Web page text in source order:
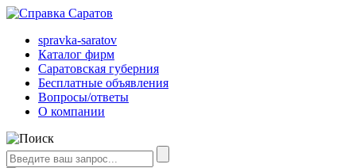
spravka-saratov
Каталог фирм
Саратовская губерния
Бесплатные объявления
Вопросы/ответы
О компании